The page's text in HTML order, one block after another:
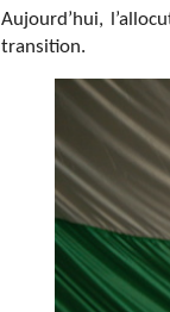
Aujourd’hui,
transition.